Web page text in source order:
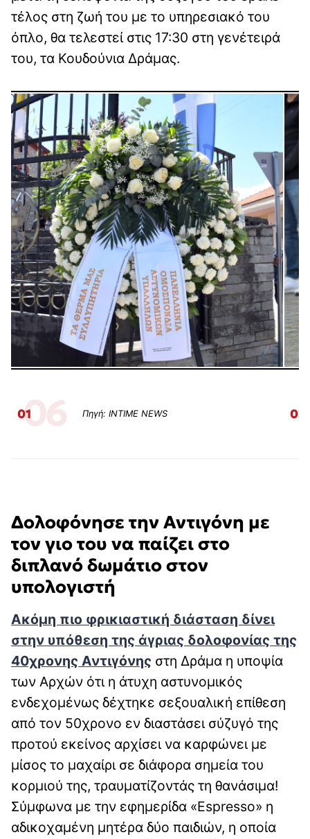
τέλος στη ζωή του με το υπηρεσιακό του
όπλο, θα τελεστεί στις 17:30 στη γενέτειρά
του, τα Κουδούνια Δράμας.
0106 Πηγή: INTIME NEWS 02
Δολοφόνησε την Αντιγόνη με
τον γιο του να παίζει στο
διπλανό δωμάτιο στον
υπολογιστή
Ακόμη πιο φρικιαστική διάσταση δίνει
στην υπόθεση της άγριας δολοφονίας της
40χρονης Αντιγόνης στη Δράμα η υποψία
των Αρχών ότι η άτυχη αστυνομικός
ενδεχομένως δέχτηκε σεξουαλική επίθεση
από τον 50χρονο εν διαστάσει σύζυγό της
προτού εκείνος αρχίσει να καρφώνει με
μίσος το μαχαίρι σε διάφορα σημεία του
κορμιού της, τραυματίζοντάς τη θανάσιμα!
Σύμφωνα με την εφημερίδα «Espresso» η
αδικοχαμένη μητέρα δύο παιδιών, η οποία